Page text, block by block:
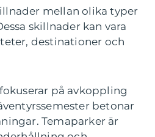
mellan olika typer
skillnader kan vara
destinationer och
på avkoppling
betonar
Temaparker är